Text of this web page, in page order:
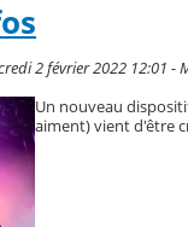
2 février 2022 12:01 -
Un nouveau
aiment) vient d'être